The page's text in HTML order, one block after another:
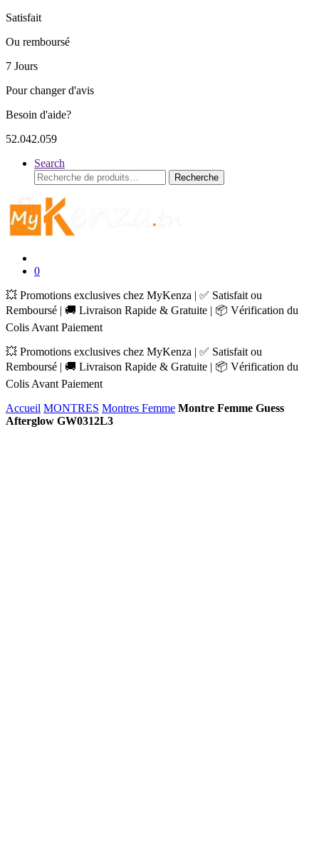
Satisfait
Ou remboursé
7 Jours
Pour changer d'avis
Besoin d'aide?
52.042.059
Search
Recherche
pour :
Recherche
0
💥 Promotions exclusives chez MyKenza | ✅ Satisfait ou
Remboursé | 🚚 Livraison Rapide & Gratuite | 📦 Vérification du
Colis Avant Paiement
💥 Promotions exclusives chez MyKenza | ✅ Satisfait ou
Remboursé | 🚚 Livraison Rapide & Gratuite | 📦 Vérification du
Colis Avant Paiement
Accueil MONTRES Montres Femme Montre Femme Guess
Afterglow GW0312L3